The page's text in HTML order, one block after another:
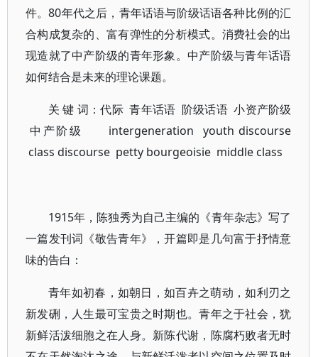
件。80年代之后，青年话语与阶级话语各种比例的汇
合构成复杂的、富有弹性的分析模式。消费社会的出
现造就了中产阶级的青年形象。中产阶级与青年话语
如何结合是未来的理论课题。
关 键 词：代际 青年话语 阶级话语 小资产阶级
中产阶级 intergeneration youth discourse
class discourse petty bourgeoisie middle class
1915年，陈独秀为自己主编的《青年杂志》写了
一篇发刊词《敬告青年》，开篇即是几句富于抒情意
味的告白：
青年如初春，如朝日，如百卉之萌动，如利刃之
新发硎，人生最可宝贵之时期也。青年之于社会，犹
新鲜活泼细胞之在人身。新陈代谢，陈腐朽败者无时